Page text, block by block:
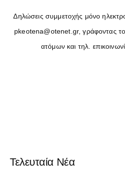
Δηλώσεις συμμετοχής μόνο
pkeotena@otenet.gr, γράφοντας
ατόμων και τηλ.
Τελευταία Νέα